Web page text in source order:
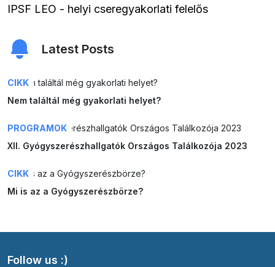
IPSF LEO - helyi cseregyakorlati felelős
Latest Posts
CIKK
Nem találtál még gyakorlati helyet?
PROGRAMOK
XII. Gyógyszerészhallgatók Országos Találkozója 2023
CIKK
Mi is az a Gyógyszerészbörze?
Follow us :)